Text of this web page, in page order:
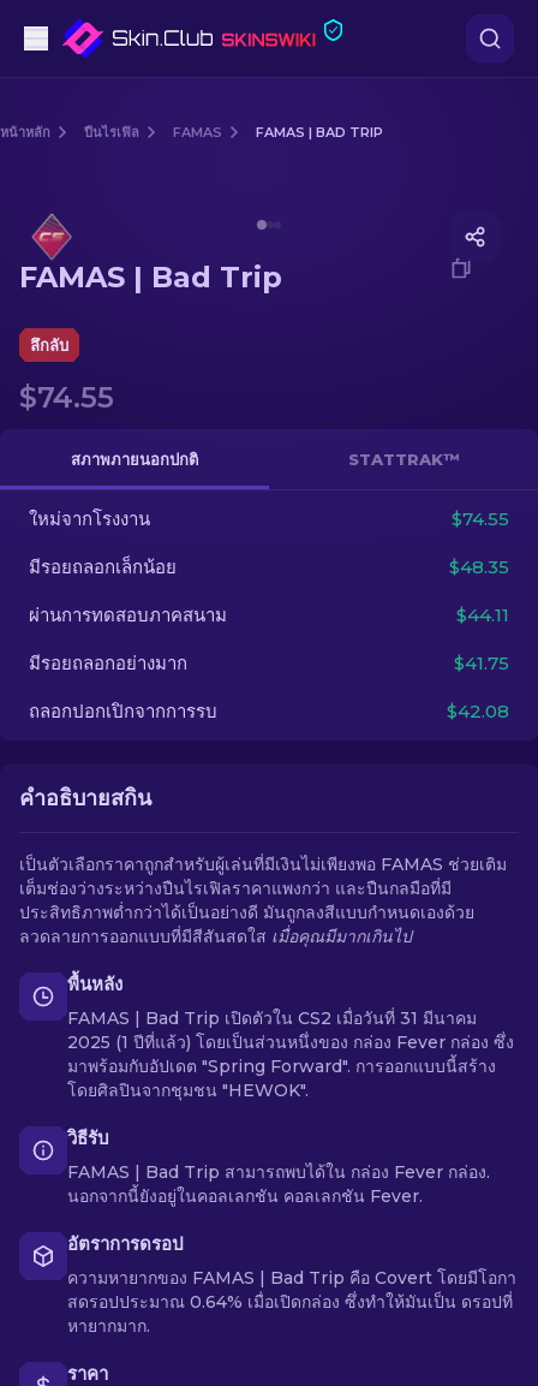
ปืนไรเฟิลซุ่มยิง
มีด
ถุงมือ
กล่อง
อื่น ๆ
หน้าหลัก ปืนไรเฟิล FAMAS FAMAS | BAD TRIP
FAMAS | Bad Trip
ลึกลับ
$74.55
สภาพภายนอกปกติ STATTRAK™
ใหม่จากโรงงาน $74.55
มีรอยถลอกเล็กน้อย $48.35
ผ่านการทดสอบภาคสนาม $44.11
มีรอยถลอกอย่างมาก $41.75
ถลอกปอกเปิกจากการรบ $42.08
คำอธิบายสกิน
เป็นตัวเลือกราคาถูกสำหรับผู้เล่นที่มีเงินไม่เพียงพอ FAMAS ช่วยเติม
เต็มช่องว่างระหว่างปืนไรเฟิลราคาแพงกว่า และปืนกลมือที่มี
ประสิทธิภาพต่ำกว่าได้เป็นอย่างดี มันถูกลงสีแบบกำหนดเองด้วย
ลวดลายการออกแบบที่มีสีสันสดใส เมื่อคุณมีมากเกินไป
พื้นหลัง
FAMAS | Bad Trip เปิดตัวใน CS2 เมื่อวันที่ 31 มีนาคม
2025 (1 ปีที่แล้ว) โดยเป็นส่วนหนึ่งของ กล่อง Fever กล่อง ซึ่ง
มาพร้อมกับอัปเดต "Spring Forward". การออกแบบนี้สร้าง
โดยศิลปินจากชุมชน "HEWOK".
วิธีรับ
FAMAS | Bad Trip สามารถพบได้ใน กล่อง Fever กล่อง.
นอกจากนี้ยังอยู่ในคอลเลกชัน คอลเลกชัน Fever.
อัตราการดรอป
ความหายากของ FAMAS | Bad Trip คือ Covert โดยมีโอกา
สดรอปประมาณ 0.64% เมื่อเปิดกล่อง ซึ่งทำให้มันเป็น ดรอปที่
หายากมาก.
ราคา